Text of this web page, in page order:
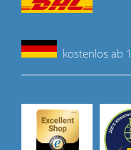
kostenlos ab